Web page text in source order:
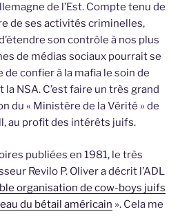
de l’Est. Compte tenu de
de ses activités criminelles,
son contrôle à nos plus
de médias sociaux pourrait se
de confier à la mafia le soin de
NSA. C’est faire un très grand
du « Ministère de la Vérité » de
au profit des intérêts juifs.
publiées en 1981, le très
Revilo P. Oliver a décrit l’ADL
organisation de cow-boys juifs
du bétail américain ». Cela me